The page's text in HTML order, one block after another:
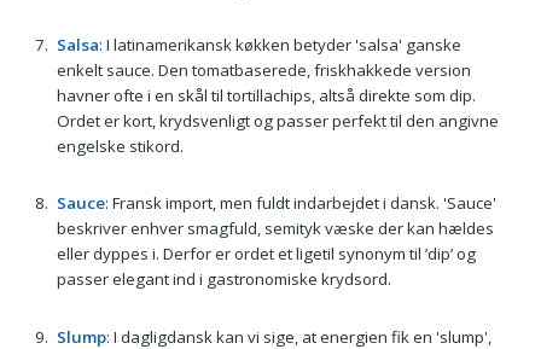
Salsa: I latinamerikansk køkken betyder 'salsa' ganske
enkelt sauce. Den tomatbaserede, friskhakkede version
havner ofte i en skål til tortillachips, altså direkte som dip.
Ordet er kort, krydsvenligt og passer perfekt til den angivne
engelske stikord.
Sauce: Fransk import, men fuldt indarbejdet i dansk. 'Sauce'
beskriver enhver smagfuld, semityk væske der kan hældes
eller dyppes i. Derfor er ordet et ligetil synonym til ’dip’ og
passer elegant ind i gastronomiske krydsord.
Slump: I dagligdansk kan vi sige, at energien fik en 'slump',